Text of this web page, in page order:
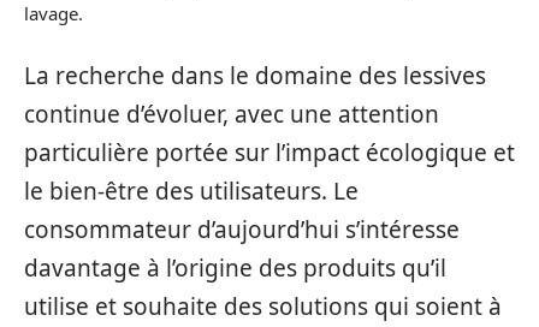
lavage.
La recherche dans le domaine des lessives
continue d’évoluer, avec une attention
particulière portée sur l’impact écologique et
le bien-être des utilisateurs. Le
consommateur d’aujourd’hui s’intéresse
davantage à l’origine des produits qu’il
utilise et souhaite des solutions qui soient à